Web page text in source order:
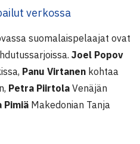
verkossa
suomalaispelaajat ovat
Joel Popov
Panu Virtanen kohtaa
Petra Piirtola Venäjän
Pimiä Makedonian Tanja